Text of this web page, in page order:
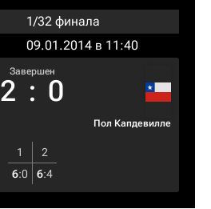
1/32 финала
09.01.2014 в 11:40
Завершен
2 : 0
Пол Капдевилле
1
2
6:0 6:4